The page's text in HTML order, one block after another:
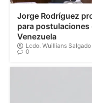
Jorge Rodríguez
para postulaciones
Venezuela
Lcdo. Wuillians
0